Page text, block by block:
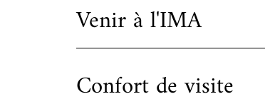
Venir à l'IMA
Confort de visite